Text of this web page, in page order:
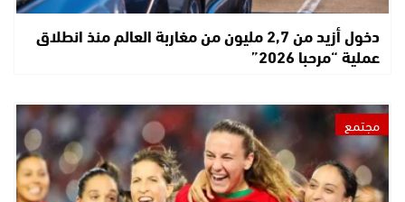
دخول أزيد من 2,7 مليون من مغاربة العالم منذ انطلاق
عملية “مرحبا 2026”
مجتمع